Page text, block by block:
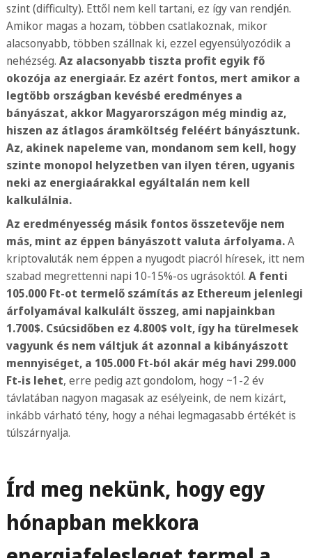
szint (difficulty). Ettől nem kell tartani, ez így van rendjén.
Amikor magas a hozam, többen csatlakoznak, mikor
alacsonyabb, többen szállnak ki, ezzel egyensúlyozódik a
nehézség. Az alacsonyabb tiszta profit egyik fő
okozója az energiaár. Ez azért fontos, mert amikor a
legtöbb országban kevésbé eredményes a
bányászat, akkor Magyarországon még mindig az,
hiszen az átlagos áramköltség feléért bányásztunk.
Az, akinek napeleme van, mondanom sem kell, hogy
szinte monopol helyzetben van ilyen téren, ugyanis
neki az energiaárakkal egyáltalán nem kell
kalkulálnia.
Az eredményesség másik fontos összetevője nem
más, mint az éppen bányászott valuta árfolyama.A
kriptovaluták nem éppen a nyugodt piacról híresek, itt nem
szabad megrettenni napi 10-15%-os ugrásoktól. A fenti
105.000 Ft-ot termelő számítás az Ethereum jelenlegi
árfolyamával kalkulált összeg, ami napjainkban
1.700$. Csúcsidőben ez 4.800$ volt, így ha türelmesek
vagyunk és nem váltjuk át azonnal a kibányászott
mennyiséget, a 105.000 Ft-ból akár még havi 299.000
Ft-is lehet, erre pedig azt gondolom, hogy ~1-2 év
távlatában nagyon magasak az esélyeink, de nem kizárt,
inkább várható tény, hogy a néhai legmagasabb értékét is
túlszárnyalja.
Írd meg nekünk, hogy egy
hónapban mekkora